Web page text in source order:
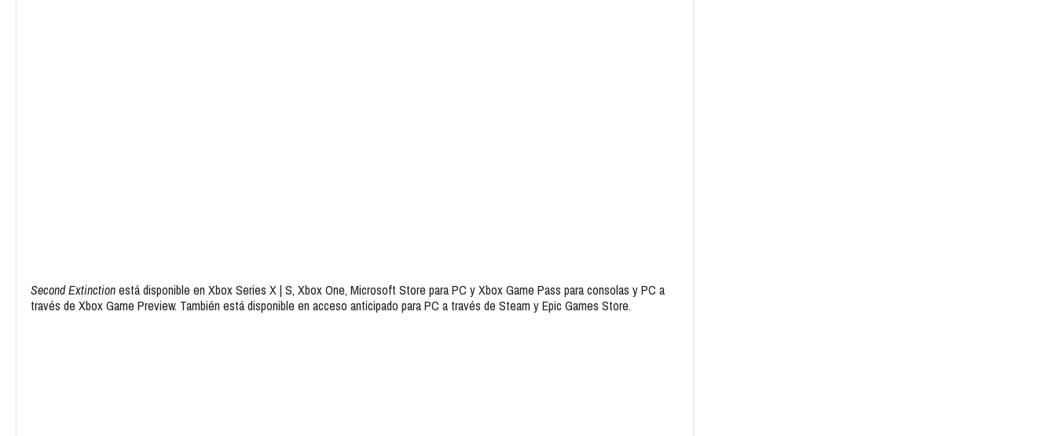
Second Extinctionestá disponible en Xbox Series X | S, Xbox One, Microsoft Store para PC y Xbox Game Pass para consolas y PC a
través de Xbox Game Preview. También está disponible en acceso anticipado para PC a través de Steam y Epic Games Store.